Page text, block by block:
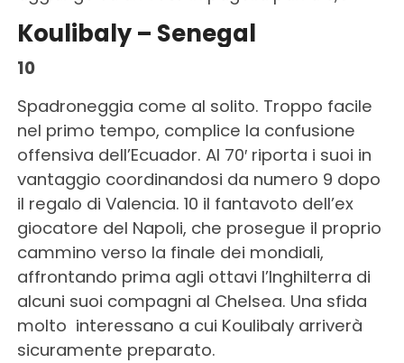
Koulibaly – Senegal
10
Spadroneggia come al solito. Troppo facile
nel primo tempo, complice la confusione
offensiva dell’Ecuador. Al 70′ riporta i suoi in
vantaggio coordinandosi da numero 9 dopo
il regalo di Valencia. 10 il fantavoto dell’ex
giocatore del Napoli, che prosegue il proprio
cammino verso la finale dei mondiali,
affrontando prima agli ottavi l’Inghilterra di
alcuni suoi compagni al Chelsea. Una sfida
molto interessano a cui Koulibaly arriverà
sicuramente preparato.